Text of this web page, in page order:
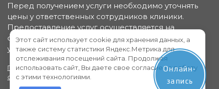
Перед получением услуги необходимо уточнять
цены у ответственных сотрудников клиники.
Предоставление услуг осуществляется на
основании договора об оказании медицинских
услуг.
Политика конфиденциальности Пользовательское
соглашение
Онлайн-
запись
Этот сайт использует cookie для хранения данных, а
также систему статистики Яндекс.Метрика для
отслеживания посещений сайта. Продолжая
использовать сайт, Вы даете свое согласие на работу
с этими технологиями.